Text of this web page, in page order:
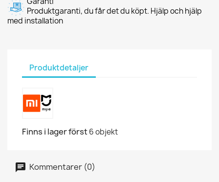
Produktgaranti, du får det du köpt. Hjälp och hjälp
med installation
Produktdetaljer
Finns i lager först6 objekt
Kommentarer (0)